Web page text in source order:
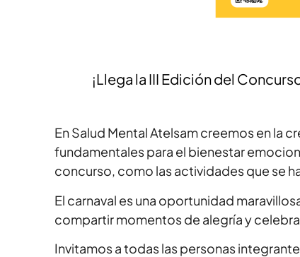
¡Llega la III Edición del
En Salud Mental Atelsam creemos en la
fundamentales para el bienestar
concurso, como las actividades que se
El carnaval es una oportunidad
compartir momentos de alegría y
Invitamos a todas las personas